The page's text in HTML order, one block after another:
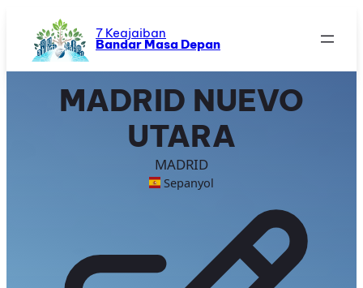
content
7 Keajaiban
Bandar Masa Depan
MADRID NUEVO
UTARA
MADRID
Sepanyol